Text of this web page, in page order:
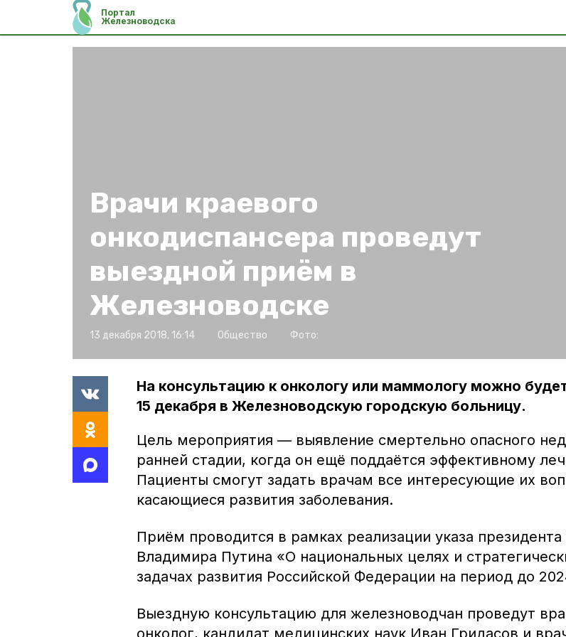
Портал
Железноводска
Врачи краевого
онкодиспансера проведут
выездной приём в
Железноводске
13 декабря 2018, 16:14 Общество Фото:
На консультацию к онкологу или маммологу можно
15 декабря в Железноводскую городскую больницу.
Цель мероприятия — выявление смертельно опасного
ранней стадии, когда он ещё поддаётся эффективному
Пациенты смогут задать врачам все интересующие их
касающиеся развития заболевания.
Приём проводится в рамках реализации указа президента
Владимира Путина «О национальных целях и
задачах развития Российской Федерации на период до
Выездную консультацию для железноводчан проведут
онколог, кандидат медицинских наук Иван Гридасов и